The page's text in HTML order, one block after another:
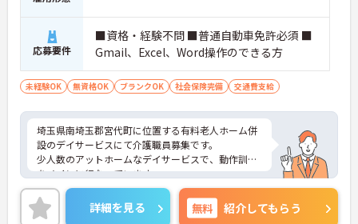
応募要件
■資格・経験不問 ■普通自動車免許必須 ■
Gmail、Excel、Word操作のできる方
未経験OK 無資格OK ブランクOK 社会保険完備 交通費支給
埼玉県南埼玉郡宮代町に位置する有料老人ホーム併
設のデイサービスにて介護職員募集です。
少人数のアットホームなデイサービスで、動作訓練
をメインに行なっています。
ご興味のある方には、面接対策ポイントなど、さら
に詳細をお話しいたしますので、お気軽にご相談く
ださい。
詳細を見る 無料 紹介してもらう